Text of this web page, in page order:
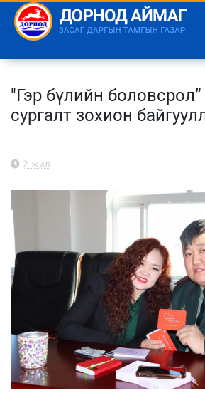
"Гэр бүлийн
сургалт зохион
2 жил